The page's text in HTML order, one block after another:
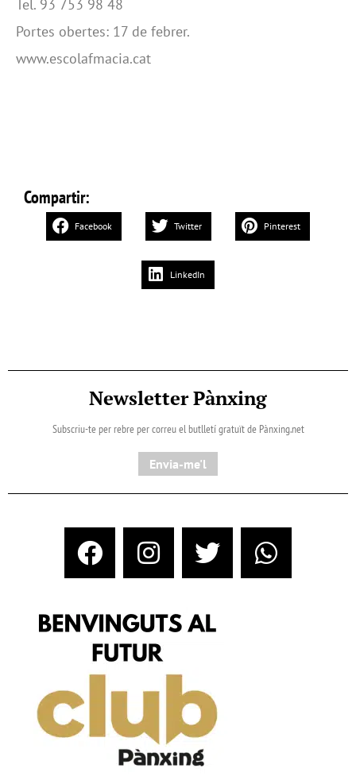
Tel. 93 753 98 48
Portes obertes: 17 de febrer.
www.escolafmacia.cat
Compartir:
Facebook Twitter Pinterest
LinkedIn
Newsletter Pànxing
Subscriu-te per rebre per correu el butlletí gratuït de Pànxing.net​
Envia-me'l